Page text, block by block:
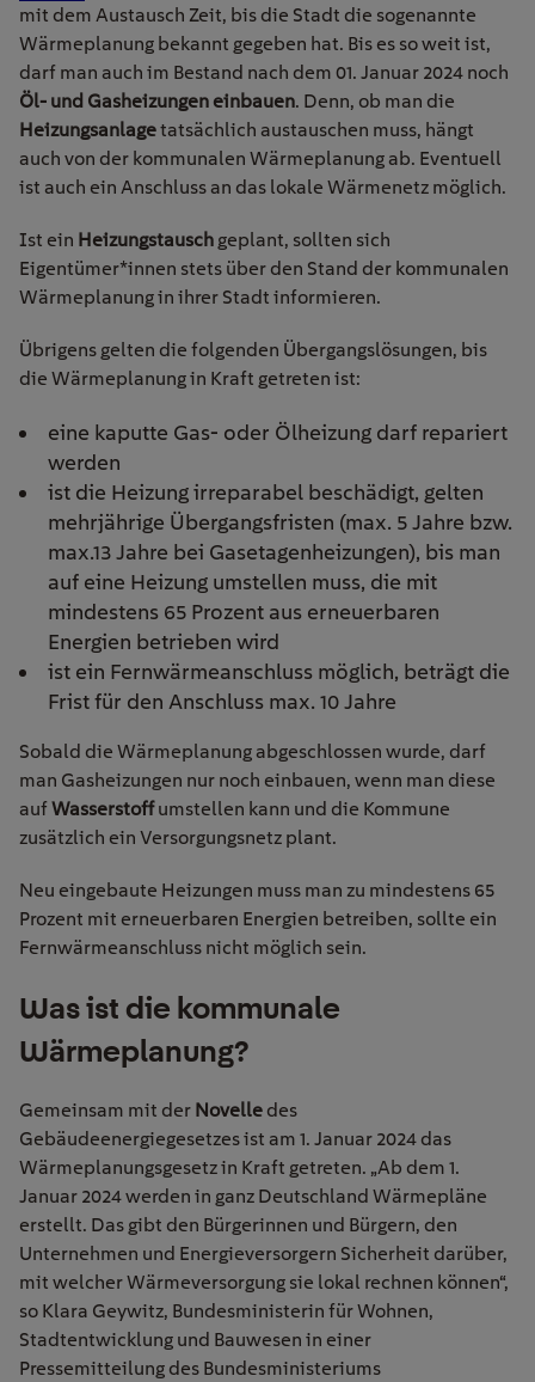
mit dem Austausch Zeit, bis die Stadt die sogenannte
Wärmeplanung bekannt gegeben hat. Bis es so weit ist,
darf man auch im Bestand nach dem 01. Januar 2024 noch
Öl- und Gasheizungen einbauen. Denn, ob man die
Heizungsanlagetatsächlich austauschen muss, hängt
auch von der kommunalen Wärmeplanung ab. Eventuell
ist auch ein Anschluss an das lokale Wärmenetz möglich.
Ist ein Heizungstausch geplant, sollten sich
Eigentümer*innen stets über den Stand der kommunalen
Wärmeplanung in ihrer Stadt informieren.
Übrigens gelten die folgenden Übergangslösungen, bis
die Wärmeplanung in Kraft getreten ist:
eine kaputte Gas- oder Ölheizung darf repariert
werden
ist die Heizung irreparabel beschädigt, gelten
mehrjährige Übergangsfristen (max. 5 Jahre bzw.
max.13 Jahre bei Gasetagenheizungen), bis man
auf eine Heizung umstellen muss, die mit
mindestens 65 Prozent aus erneuerbaren
Energien betrieben wird
ist ein Fernwärmeanschluss möglich, beträgt die
Frist für den Anschluss max. 10 Jahre
Sobald die Wärmeplanung abgeschlossen wurde, darf
man Gasheizungen nur noch einbauen, wenn man diese
aufWasserstoffumstellen kann und die Kommune
zusätzlich ein Versorgungsnetz plant.
Neu eingebaute Heizungen muss man zu mindestens 65
Prozent mit erneuerbaren Energien betreiben, sollte ein
Fernwärmeanschluss nicht möglich sein.
Was ist die kommunale
Wärmeplanung?
Gemeinsam mit der Novelle des
Gebäudeenergiegesetzes ist am 1. Januar 2024 das
Wärmeplanungsgesetz in Kraft getreten. „Ab dem 1.
Januar 2024 werden in ganz Deutschland Wärmepläne
erstellt. Das gibt den Bürgerinnen und Bürgern, den
Unternehmen und Energieversorgern Sicherheit darüber,
mit welcher Wärmeversorgung sie lokal rechnen können“,
so Klara Geywitz, Bundesministerin für Wohnen,
Stadtentwicklung und Bauwesen in einer
Pressemitteilung des Bundesministeriums